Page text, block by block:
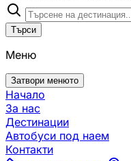
Търси
Меню
Затвори менюто
Начало
За нас
Дестинации
Автобуси под наем
Контакти